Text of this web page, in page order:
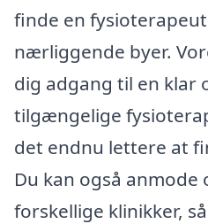
finde en
nærliggende byer.
dig adgang til en klar
tilgængelige
det endnu lettere at
Du kan også anmode
forskellige klinikker,